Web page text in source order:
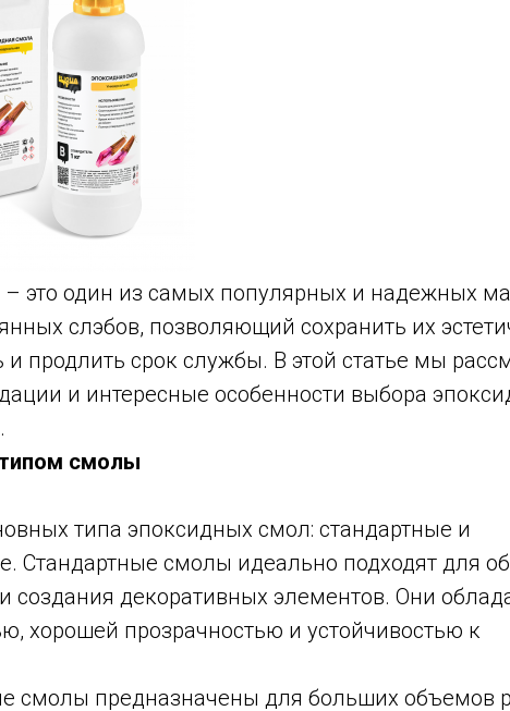
– это один из самых популярных и надежных
слэбов, позволяющий сохранить их
и продлить срок службы. В этой статье мы
и интересные особенности выбора
смолы
типа эпоксидных смол: стандартные и
Стандартные смолы идеально подходят для
создания декоративных элементов. Они
хорошей прозрачностью и устойчивостью к
смолы предназначены для больших объемов